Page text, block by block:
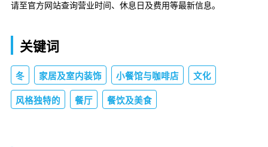
请至官方网站查询营业时间、休息日及费用等最新信息。
关键词
冬 家居及室内装饰 小餐馆与咖啡店 文化
风格独特的 餐厅 餐饮及美食